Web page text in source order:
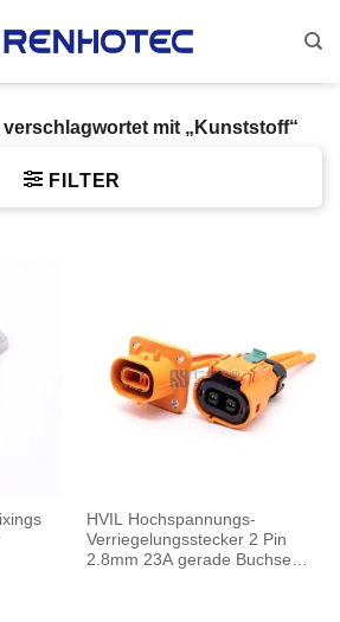
verschlagwortet mit „Kunststoff“
FILTER
HVIL Hochspannungs-
Verriegelungsstecker 2 Pin
2.8mm 23A gerade Buchse